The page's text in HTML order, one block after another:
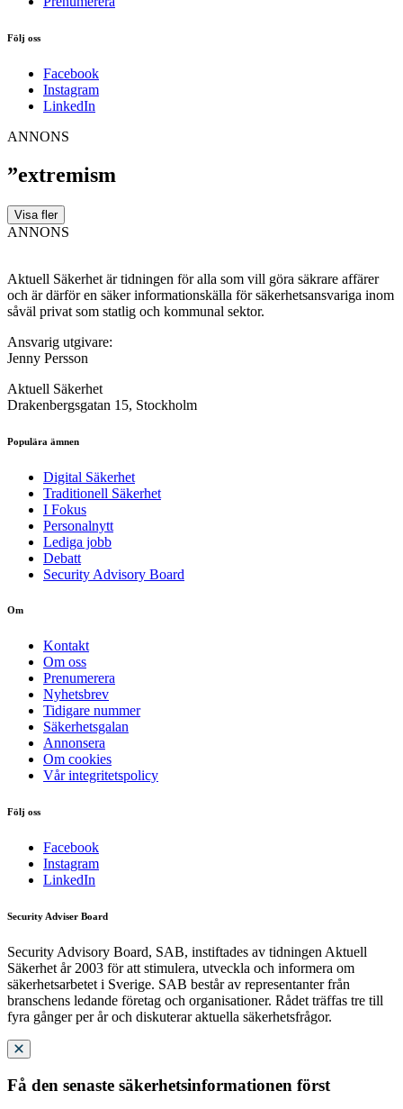
Följ oss
Facebook
Instagram
LinkedIn
ANNONS
”extremism
Visa fler
ANNONS
Aktuell Säkerhet är tidningen för alla som vill göra säkrare affärer
och är därför en säker informationskälla för säkerhets­ansvariga inom
såväl privat som statlig och kommunal sektor.
Ansvarig utgivare:
Jenny Persson
Aktuell Säkerhet
Drakenbergsgatan 15, Stockholm
Populära ämnen
Digital Säkerhet
Traditionell Säkerhet
I Fokus
Personalnytt
Lediga jobb
Debatt
Security Advisory Board
Om
Kontakt
Om oss
Prenumerera
Nyhetsbrev
Tidigare nummer
Säkerhetsgalan
Annonsera
Om cookies
Vår integritetspolicy
Följ oss
Facebook
Instagram
LinkedIn
Security Adviser Board
Security Advisory Board, SAB, instiftades av tidningen Aktuell
Säkerhet år 2003 för att stimulera, utveckla och informera om
säkerhetsarbetet i Sverige. SAB består av representanter från
branschens ledande företag och organisationer. Rådet träffas tre till
fyra gånger per år och diskuterar aktuella säkerhetsfrågor.
Få den senaste säkerhetsinformationen först